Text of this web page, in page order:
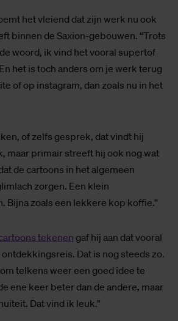
het vleiend dat zijn werk nu ook
binnen de Saxion-gebouwen. “Trots
woord, ik vind het vooral supertof
het is toch anders om je werk terug
of op instagram, dan zoals nu in het
of zelfs gesprek, dat vindt hij
maar primair streeft hij ook nog wat
de cartoons in het algemeen
zorgen. Een klein
Bijna zoals een lekkere kop koffie.”
tekenen gaf hij aan dat vooral
Dat is nog steeds zo.
telkens weer een goed idee te
ene keer beter dan de andere, maar
Dat vind ik leuk.”